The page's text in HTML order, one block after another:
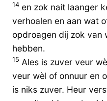
14 en zok nait laanger
verhoalen en aan wat
opdroagen dij zok van
hebben.
15 Ales is zuver veur
veur wèl of onnuur en
is niks zuver. Heur